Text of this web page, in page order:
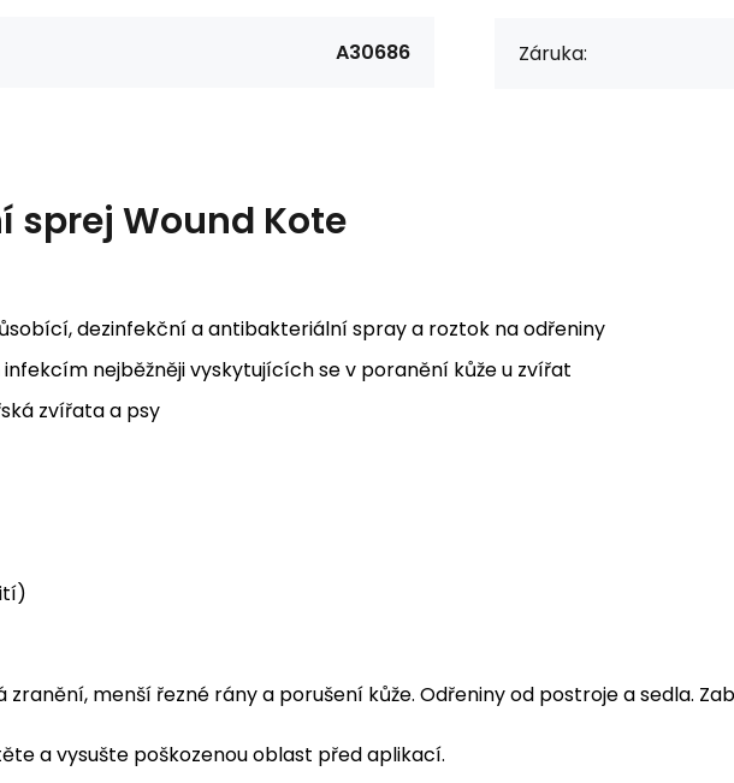
A30686 Záruka:
sprej Wound Kote
dezinfekční a antibakteriální spray a roztok na odřeniny
nejběžněji vyskytujících se v poranění kůže u zvířat
zvířata a psy
zranění, menší řezné rány a porušení kůže. Odřeniny od postroje a sedla.
a vysušte poškozenou oblast před aplikací.